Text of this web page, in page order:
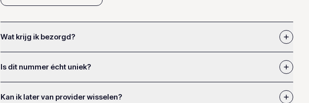
Wat krijg ik bezorgd?
Is dit nummer écht uniek?
Kan ik later van provider wisselen?